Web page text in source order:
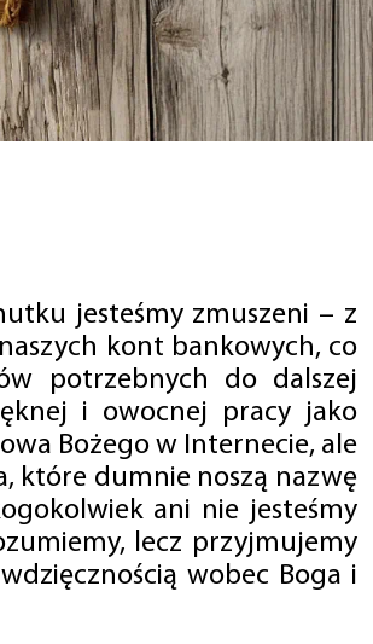
jesteśmy zmuszeni – z
kont bankowych, co
potrzebnych do dalszej
i owocnej pracy jako
Bożego w Internecie, ale
które dumnie noszą nazwę
ani nie jesteśmy
lecz przyjmujemy
wobec Boga i